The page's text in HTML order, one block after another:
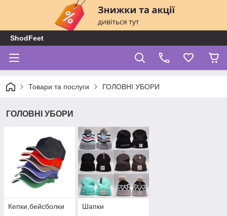
ShodFeet
Товари та послуги ГОЛОВНІ УБОРИ
ГОЛОВНІ УБОРИ
Кепки,бейсболки Шапки